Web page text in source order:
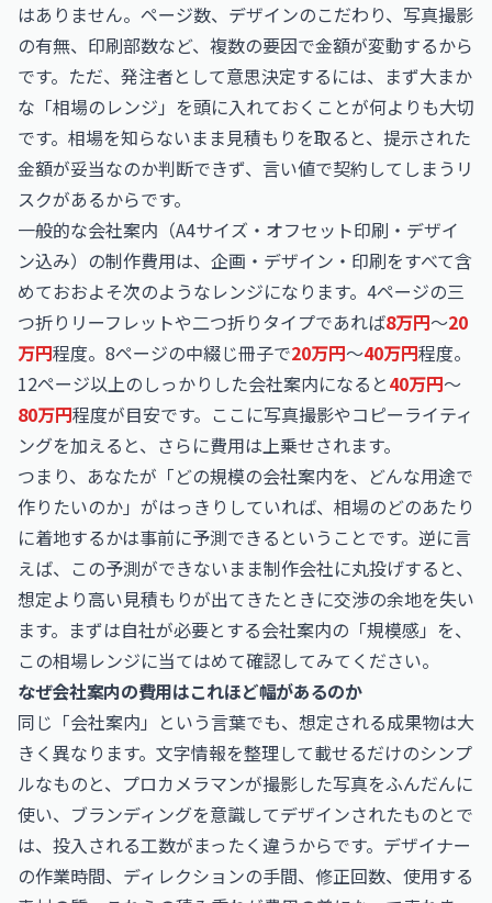
はありません。ページ数、デザインのこだわり、写真撮影
の有無、印刷部数など、複数の要因で金額が変動するから
です。ただ、発注者として意思決定するには、まず大まか
な「相場のレンジ」を頭に入れておくことが何よりも大切
です。相場を知らないまま見積もりを取ると、提示された
金額が妥当なのか判断できず、言い値で契約してしまうリ
スクがあるからです。
一般的な会社案内（A4サイズ・オフセット印刷・デザイ
ン込み）の制作費用は、企画・デザイン・印刷をすべて含
めておおよそ次のようなレンジになります。4ページの三
つ折りリーフレットや二つ折りタイプであれば8万円〜20
万円程度。8ページの中綴じ冊子で20万円〜40万円程度。
12ページ以上のしっかりした会社案内になると40万円〜
80万円程度が目安です。ここに写真撮影やコピーライティ
ングを加えると、さらに費用は上乗せされます。
つまり、あなたが「どの規模の会社案内を、どんな用途で
作りたいのか」がはっきりしていれば、相場のどのあたり
に着地するかは事前に予測できるということです。逆に言
えば、この予測ができないまま制作会社に丸投げすると、
想定より高い見積もりが出てきたときに交渉の余地を失い
ます。まずは自社が必要とする会社案内の「規模感」を、
この相場レンジに当てはめて確認してみてください。
なぜ会社案内の費用はこれほど幅があるのか
同じ「会社案内」という言葉でも、想定される成果物は大
きく異なります。文字情報を整理して載せるだけのシンプ
ルなものと、プロカメラマンが撮影した写真をふんだんに
使い、ブランディングを意識してデザインされたものとで
は、投入される工数がまったく違うからです。デザイナー
の作業時間、ディレクションの手間、修正回数、使用する